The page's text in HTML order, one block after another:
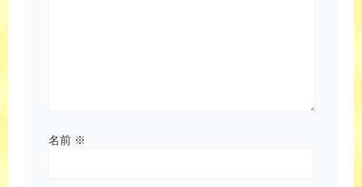
名前 ※